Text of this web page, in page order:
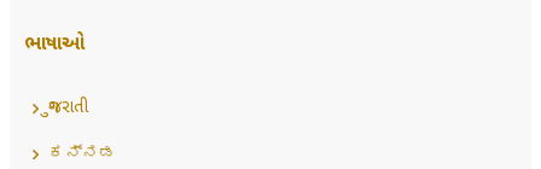
ભાષાઓ
ગુજરાતી
ಕನ್ನಡ